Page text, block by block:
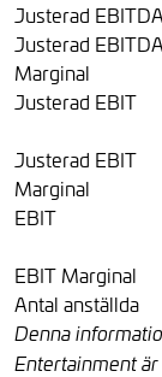
Justerad EBITDA
Justerad EBITDA
Marginal
Justerad EBIT
Justerad EBIT
Marginal
EBIT
EBIT Marginal
Antal anställda
Denna
Entertainment